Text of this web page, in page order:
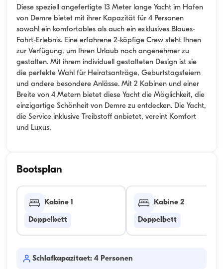
Diese speziell angefertigte 13 Meter lange Yacht im Hafen
von Demre bietet mit ihrer Kapazität für 4 Personen
sowohl ein komfortables als auch ein exklusives Blaues-
Fahrt-Erlebnis. Eine erfahrene 2-köpfige Crew steht Ihnen
zur Verfügung, um Ihren Urlaub noch angenehmer zu
gestalten. Mit ihrem individuell gestalteten Design ist sie
die perfekte Wahl für Heiratsanträge, Geburtstagsfeiern
und andere besondere Anlässe. Mit 2 Kabinen und einer
Breite von 4 Metern bietet diese Yacht die Möglichkeit, die
einzigartige Schönheit von Demre zu entdecken. Die Yacht,
die Service inklusive Treibstoff anbietet, vereint Komfort
und Luxus.
Bootsplan
Kabine 1
Doppelbett
Kabine 2
Doppelbett
Schlafkapazitaet: 4 Personen